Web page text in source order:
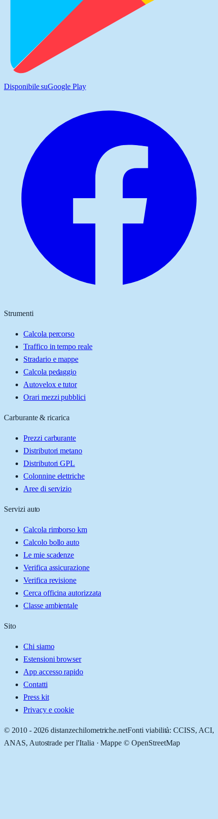
Disponibile suGoogle Play
Strumenti
Calcola percorso
Traffico in tempo reale
Stradario e mappe
Calcola pedaggio
Autovelox e tutor
Orari mezzi pubblici
Carburante & ricarica
Prezzi carburante
Distributori metano
Distributori GPL
Colonnine elettriche
Aree di servizio
Servizi auto
Calcola rimborso km
Calcolo bollo auto
Le mie scadenze
Verifica assicurazione
Verifica revisione
Cerca officina autorizzata
Classe ambientale
Sito
Chi siamo
Estensioni browser
App accesso rapido
Contatti
Press kit
Privacy e cookie
© 2010 - 2026 distanzechilometriche.netFonti viabilità: CCISS, ACI,
ANAS, Autostrade per l'Italia · Mappe © OpenStreetMap